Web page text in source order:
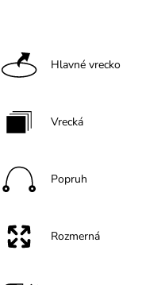
Hlavné vrecko
Vrecká
Popruh
Rozmerná